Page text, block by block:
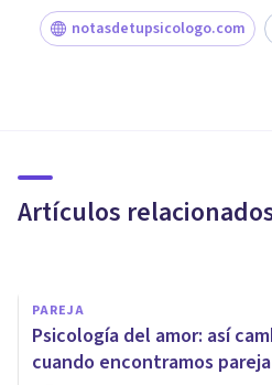
notasdetupsicologo.com
Artículos
droga muy potente
PAREJA
​Psicología del amor: así
cuando encontramos pareja